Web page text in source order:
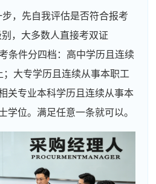
，先自我评估是否符合报考
，大多数人直接考双证
条件分四档：高中学历且连续
；大专学历且连续从事本职工
关专业本科学历且连续从事本
学位。满足任意一条就可以。